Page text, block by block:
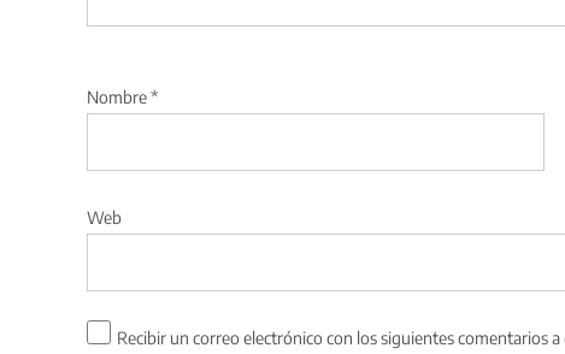
Nombre*
Web
Recibir un correo electrónico con los siguientes comentarios a